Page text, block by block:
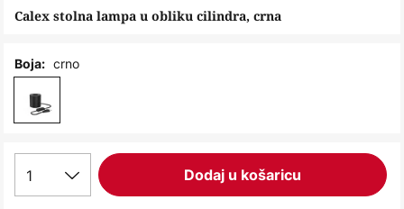
of
images
gallery
Calex stolna lampa u obliku cilindra, crna
Boja: crno
1 Dodaj u košaricu